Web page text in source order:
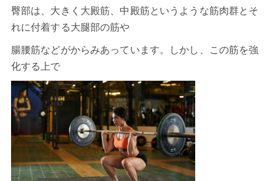
臀部は、大きく大殿筋、中殿筋というような筋肉群とそ
れに付着する大腿部の筋や
腸腰筋などがからみあっています。しかし、この筋を強
化する上で